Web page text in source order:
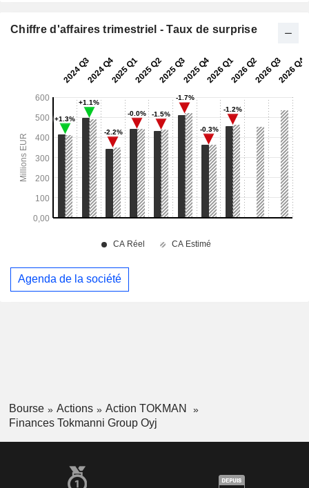
Chiffre d'affaires trimestriel - Taux de surprise
Agenda de la société
Bourse Actions
Action TOKMAN
Finances Tokmanni Group Oyj